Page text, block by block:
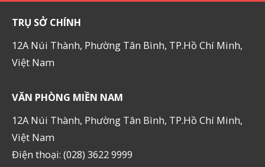
TRỤ SỞ CHÍNH
12A Núi Thành, Phường Tân Bình, TP.Hồ Chí Minh,
Việt Nam
VĂN PHÒNG MIỀN NAM
12A Núi Thành, Phường Tân Bình, TP.Hồ Chí Minh,
Việt Nam
Điện thoại: (028) 3622 9999